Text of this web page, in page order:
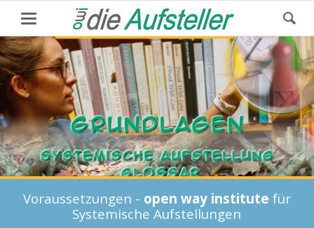
Voraussetzungen - open way institute für
Systemische Aufstellungen